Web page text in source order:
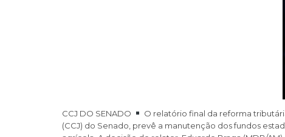
CCJ DO SENADO
O relatório final da reforma
(CCJ) do Senado, prevê a manutenção dos fundos